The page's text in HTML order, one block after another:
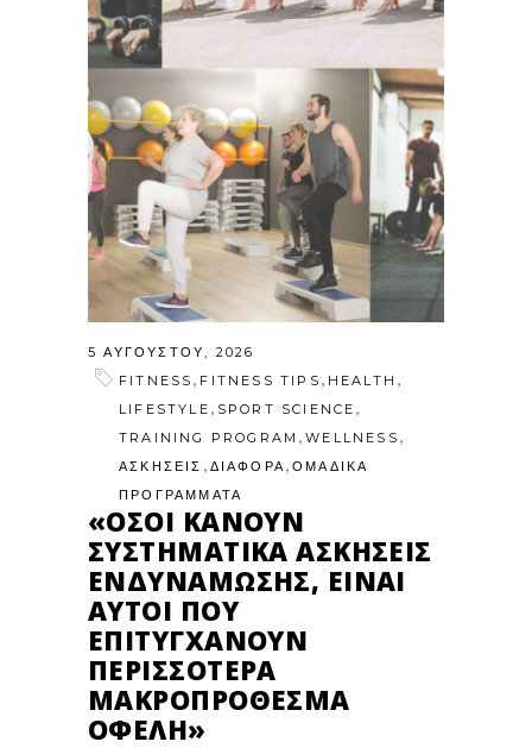
5 ΑΥΓΟΎΣΤΟΥ, 2026
FITNESS , FITNESS TIPS , HEALTH ,
LIFESTYLE , SPORT SCIENCE ,
TRAINING PROGRAM ,WELLNESS ,
ΑΣΚΗΣΕΙΣ , ΔΙΑΦΟΡΑ ,ΟΜΑΔΙΚΑ
ΠΡΟΓΡΑΜΜΑΤΑ
«ΌΣΟΙ ΚΆΝΟΥΝ
ΣΥΣΤΗΜΑΤΙΚΆ ΑΣΚΉΣΕΙΣ
ΕΝΔΥΝΆΜΩΣΗΣ, ΕΊΝΑΙ
ΑΥΤΟΊ ΠΟΥ
ΕΠΙΤΥΓΧΆΝΟΥΝ
ΠΕΡΙΣΣΌΤΕΡΑ
ΜΑΚΡΟΠΡΌΘΕΣΜΑ
ΟΦΈΛΗ»